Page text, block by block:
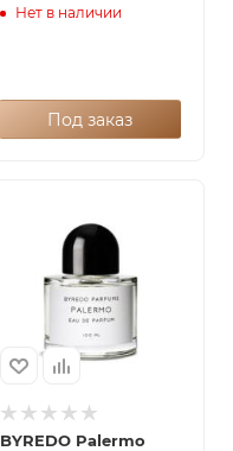
Нет в наличии
Под заказ
BYREDO Palermo